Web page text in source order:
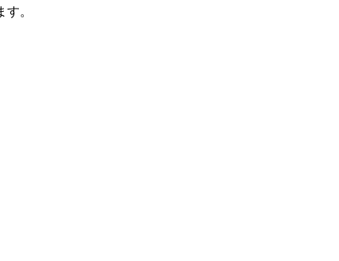
。